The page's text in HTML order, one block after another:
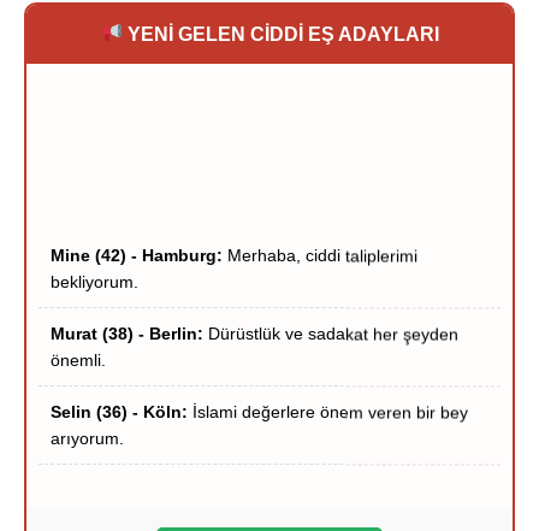
YENİ GELEN CİDDİ EŞ ADAYLARI
Murat (38) - Berlin:
Dürüstlük ve sadakat her şeyden
Selin (36) - Köln:
İslami değerlere önem veren bir bey